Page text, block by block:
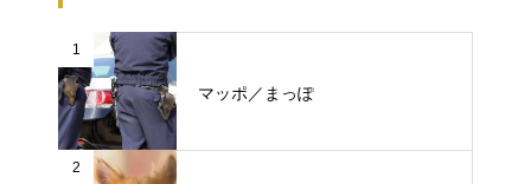
1
マッポ／まっぽ
2